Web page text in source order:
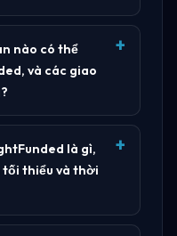
nào có thể
và các giao
là gì,
thiểu và thời